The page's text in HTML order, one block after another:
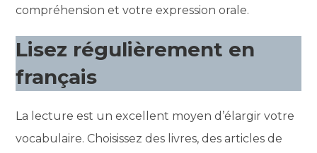
compréhension et votre expression orale.
Lisez régulièrement en
français
La lecture est un excellent moyen d’élargir votre
vocabulaire. Choisissez des livres, des articles de